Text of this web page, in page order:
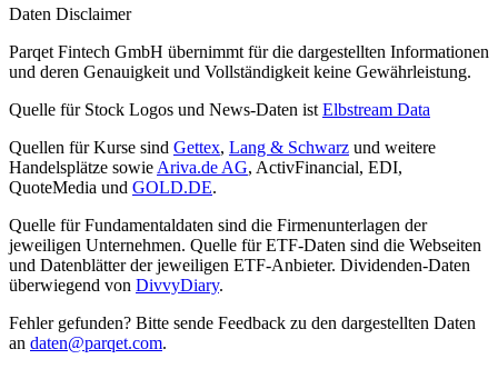
Daten Disclaimer
Parqet Fintech GmbH übernimmt für die dargestellten Informationen
und deren Genauigkeit und Vollständigkeit keine Gewährleistung.
Quelle für Stock Logos und News-Daten ist Elbstream Data
Quellen für Kurse sind Gettex, Lang & Schwarz und weitere
Handelsplätze sowie Ariva.de AG, ActivFinancial, EDI,
QuoteMedia und GOLD.DE.
Quelle für Fundamentaldaten sind die Firmenunterlagen der
jeweiligen Unternehmen. Quelle für ETF-Daten sind die Webseiten
und Datenblätter der jeweiligen ETF-Anbieter. Dividenden-Daten
überwiegend von DivvyDiary.
Fehler gefunden? Bitte sende Feedback zu den dargestellten Daten
an daten@parqet.com.